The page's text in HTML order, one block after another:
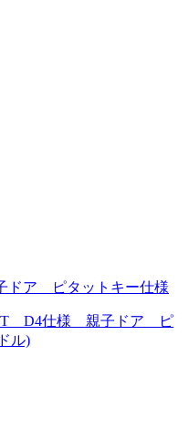
D4仕様 親子ドア ピ
ル)